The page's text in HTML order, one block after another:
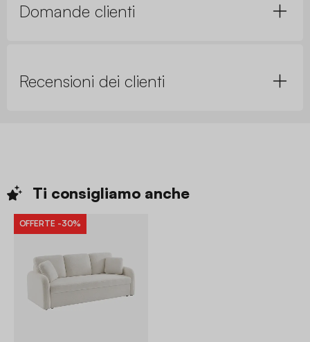
Domande clienti
Recensioni dei clienti
Ti consigliamo anche
OFFERTE -30%